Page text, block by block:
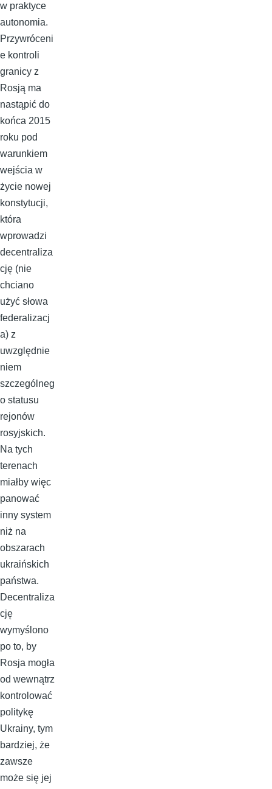
w praktyce
autonomia.
Przywróceni
e kontroli
granicy z
Rosją ma
nastąpić do
końca 2015
roku pod
warunkiem
wejścia w
życie nowej
konstytucji,
która
wprowadzi
decentraliza
cję (nie
chciano
użyć słowa
federalizacj
a) z
uwzględnie
niem
szczególneg
o statusu
rejonów
rosyjskich.
Na tych
terenach
miałby więc
panować
inny system
niż na
obszarach
ukraińskich
państwa.
Decentraliza
cję
wymyślono
po to, by
Rosja mogła
od wewnątrz
kontrolować
politykę
Ukrainy, tym
bardziej, że
zawsze
może się jej